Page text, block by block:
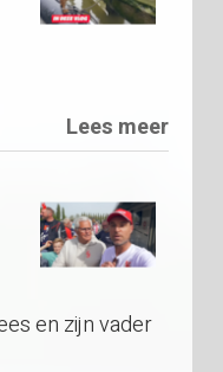
Lees meer
en zijn vader